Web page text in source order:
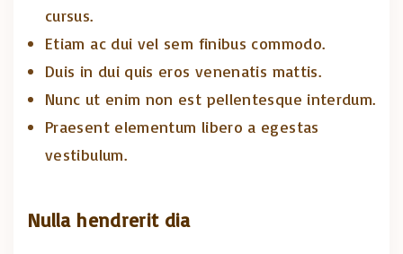
cursus.
Etiam ac dui vel sem finibus commodo.
Duis in dui quis eros venenatis mattis.
Nunc ut enim non est pellentesque interdum.
Praesent elementum libero a egestas
vestibulum.
Nulla hendrerit dia